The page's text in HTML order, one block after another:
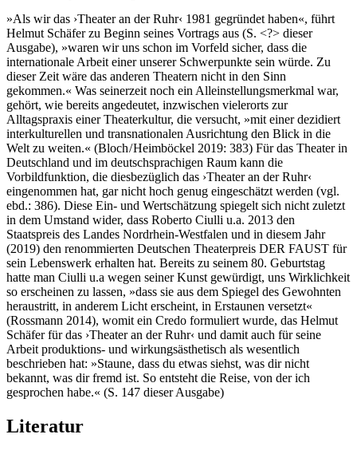
»Als wir das ›Theater an der Ruhr‹ 1981 gegründet haben«, führt
Helmut Schäfer zu Beginn seines Vortrags aus (S. <?> dieser
Ausgabe), »waren wir uns schon im Vorfeld sicher, dass die
internationale Arbeit einer unserer Schwerpunkte sein würde. Zu
dieser Zeit wäre das anderen Theatern nicht in den Sinn
gekommen.« Was seinerzeit noch ein Alleinstellungsmerkmal war,
gehört, wie bereits angedeutet, inzwischen vielerorts zur
Alltagspraxis einer Theaterkultur, die versucht, »mit einer dezidiert
interkulturellen und transnationalen Ausrichtung den Blick in die
Welt zu weiten.« (Bloch / Heimböckel 2019: 383) Für das Theater in
Deutschland und im deutschsprachigen Raum kann die
Vorbildfunktion, die diesbezüglich das ›Theater an der Ruhr‹
eingenommen hat, gar nicht hoch genug eingeschätzt werden (vgl.
ebd.: 386). Diese Ein- und Wertschätzung spiegelt sich nicht zuletzt
in dem Umstand wider, dass Roberto Ciulli u.a. 2013 den
Staatspreis des Landes Nordrhein-Westfalen und in diesem Jahr
(2019) den renommierten Deutschen Theaterpreis DER FAUST für
sein Lebenswerk erhalten hat. Bereits zu seinem 80. Geburtstag
hatte man Ciulli u.a wegen seiner Kunst gewürdigt, uns Wirklichkeit
so erscheinen zu lassen, »dass sie aus dem Spiegel des Gewohnten
heraustritt, in anderem Licht erscheint, in Erstaunen versetzt«
(Rossmann 2014), womit ein Credo formuliert wurde, das Helmut
Schäfer für das ›Theater an der Ruhr‹ und damit auch für seine
Arbeit produktions- und wirkungsästhetisch als wesentlich
beschrieben hat: »Staune, dass du etwas siehst, was dir nicht
bekannt, was dir fremd ist. So entsteht die Reise, von der ich
gesprochen habe.« (S. 147 dieser Ausgabe)
Literatur